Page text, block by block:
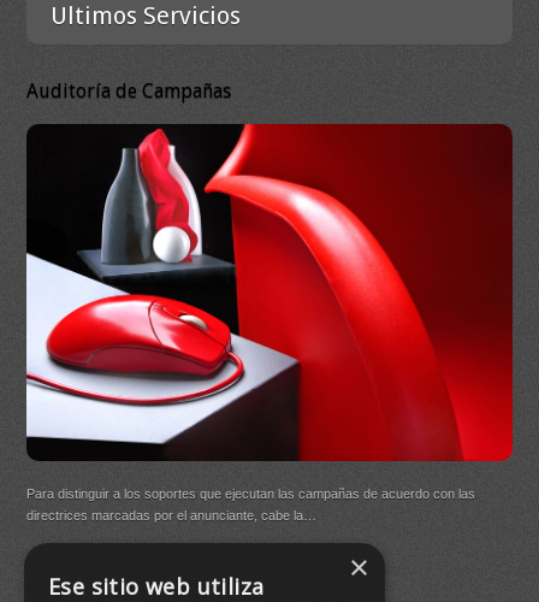
Ultimos Servicios
Auditoría de Campañas
Para distinguir a los soportes que ejecutan las campañas de acuerdo con las
directrices marcadas por el anunciante, cabe la…
×
Ese sitio web utiliza